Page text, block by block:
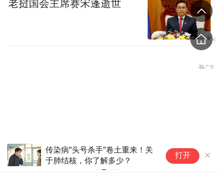
传染病“头号杀手”卷土重来！关
于肺结核，你了解多少？
打开
老挝国会主席赛宋蓬逝世